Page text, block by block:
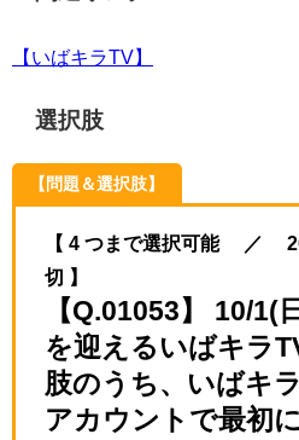
【いばキラTV】
選択肢
【問題＆選択肢】
【 4 つまで選択可能 ／
切 】
【Q.01053】 10/1(
を迎えるいばキラ
肢のうち、いばキ
アカウントで最初